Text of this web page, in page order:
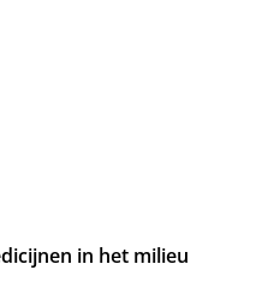
in het milieu